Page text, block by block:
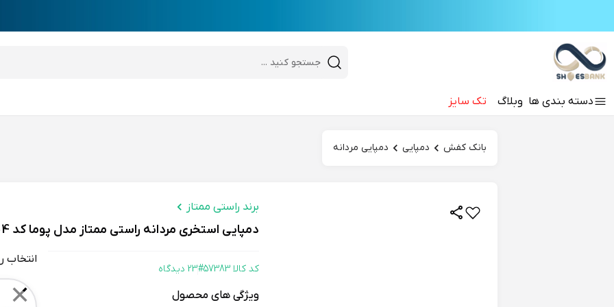
desktop header search
دسته‌ بندی‌ ها وبلاگ تک سایزHi there!
بانک کفش دمپایی دمپایی مردانه
برند راستی ممتاز
دمپایی استخری مردانه راستی ممتاز مدل پوما کد 04
کد کالا 57383# 23 دیدگاه
ویژگی های محصول
انتخاب
Color
✕